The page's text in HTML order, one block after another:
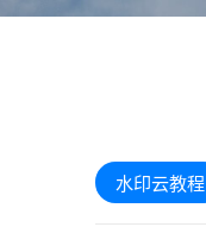
水印云教程